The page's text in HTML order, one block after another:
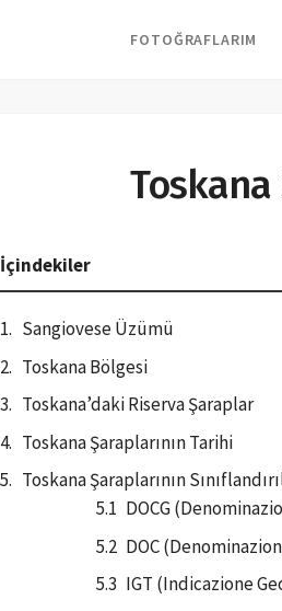
FOTOĞRAFLARIM
İçindekiler
Sangiovese Üzümü
Toskana Bölgesi
Toskana’daki Riserva Şaraplar
Toskana Şaraplarının Tarihi
Toskana Şaraplarının
DOCG
DOC
IGT (Indicazione